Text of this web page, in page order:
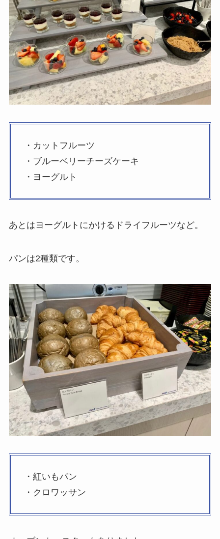
・カットフルーツ
・ブルーベリーチーズケーキ
・ヨーグルト
あとはヨーグルトにかけるドライフルーツなど。
パンは2種類です。
・紅いもパン
・クロワッサン